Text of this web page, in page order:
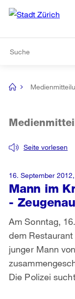
Navigation
[no
Mann im
-
Seite vorlesen
Am Sonntag,
dem
junger Mann
Die Polizei
16. September